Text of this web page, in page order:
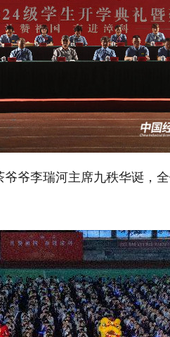
爷李瑞河主席九秩华诞，